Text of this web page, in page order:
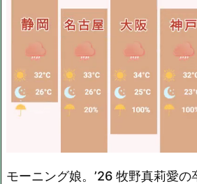
モーニング娘。’26 牧野真莉愛の